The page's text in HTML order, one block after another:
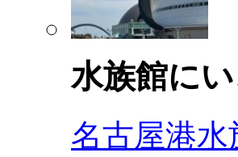
水族館にい
名古屋港